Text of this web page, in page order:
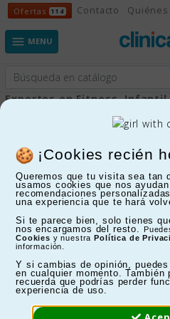
¡Cookies recién
Queremos que tu visita sea tan
usamos cookies que nos
recomendaciones
una experiencia que te hará
Si te parece bien, solo tienes
nos encargamos del resto.
Cookies y nuestra Política de
información.
Y si cambias de opinión,
en cualquier momento. También
recuerda que podrías perder
experiencia de uso.
Ofertas 114 Ofertas
Contacto Quiénes
 MENU
Expertos en Fitness,
Mostrando 1-24 de 59